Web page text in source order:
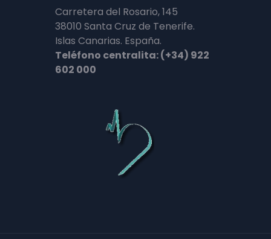
Carretera del Rosario, 145
38010 Santa Cruz de Tenerife.
Islas Canarias. España.
Teléfono centralita: (+34) 922
602 000